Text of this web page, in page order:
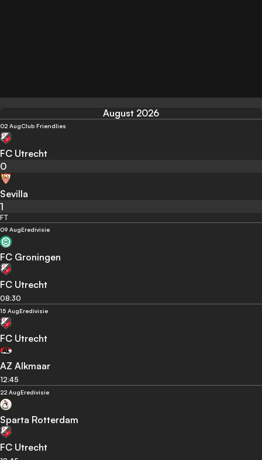
August 2026
02 AugClub Friendlies
FC Utrecht
0
Sevilla
1
FT
09 AugEredivisie
FC Groningen
FC Utrecht
08:30
15 AugEredivisie
FC Utrecht
AZ Alkmaar
12:45
22 AugEredivisie
Sparta Rotterdam
FC Utrecht